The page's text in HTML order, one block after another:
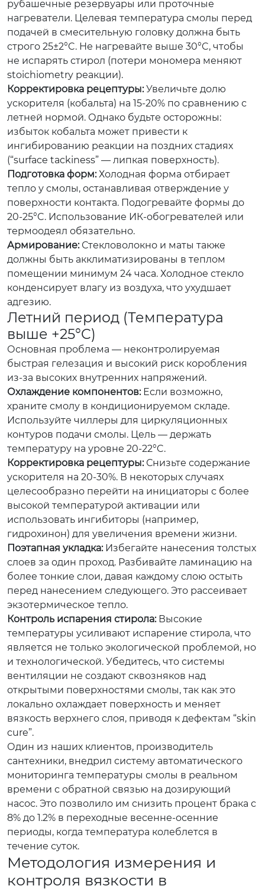
рубашечные резервуары или проточные
нагреватели. Целевая температура смолы перед
подачей в смесительную головку должна быть
строго 25±2°C. Не нагревайте выше 30°C, чтобы
не испарять стирол (потери мономера меняют
stoichiometry реакции).
Корректировка рецептуры:Увеличьте долю
ускорителя (кобальта) на 15-20% по сравнению с
летней нормой. Однако будьте осторожны:
избыток кобальта может привести к
ингибированию реакции на поздних стадиях
(“surface tackiness” — липкая поверхность).
Подготовка форм:Холодная форма отбирает
тепло у смолы, останавливая отверждение у
поверхности контакта. Подогревайте формы до
20-25°C. Использование ИК-обогревателей или
термоодеял обязательно.
Армирование:Стекловолокно и маты также
должны быть акклиматизированы в теплом
помещении минимум 24 часа. Холодное стекло
конденсирует влагу из воздуха, что ухудшает
адгезию.
Летний период (Температура
выше +25°C)
Основная проблема — неконтролируемая
быстрая гелезация и высокий риск коробления
из-за высоких внутренних напряжений.
Охлаждение компонентов:Если возможно,
храните смолу в кондиционируемом складе.
Используйте чиллеры для циркуляционных
контуров подачи смолы. Цель — держать
температуру на уровне 20-22°C.
Корректировка рецептуры:Снизьте содержание
ускорителя на 20-30%. В некоторых случаях
целесообразно перейти на инициаторы с более
высокой температурой активации или
использовать ингибиторы (например,
гидрохинон) для увеличения времени жизни.
Поэтапная укладка:Избегайте нанесения толстых
слоев за один проход. Разбивайте ламинацию на
более тонкие слои, давая каждому слою остыть
перед нанесением следующего. Это рассеивает
экзотермическое тепло.
Контроль испарения стирола:Высокие
температуры усиливают испарение стирола, что
является не только экологической проблемой, но
и технологической. Убедитесь, что системы
вентиляции не создают сквозняков над
открытыми поверхностями смолы, так как это
локально охлаждает поверхность и меняет
вязкость верхнего слоя, приводя к дефектам “skin
cure”.
Один из наших клиентов, производитель
сантехники, внедрил систему автоматического
мониторинга температуры смолы в реальном
времени с обратной связью на дозирующий
насос. Это позволило им снизить процент брака с
8% до 1.2% в переходные весенне-осенние
периоды, когда температура колеблется в
течение суток.
Методология измерения и
контроля вязкости в